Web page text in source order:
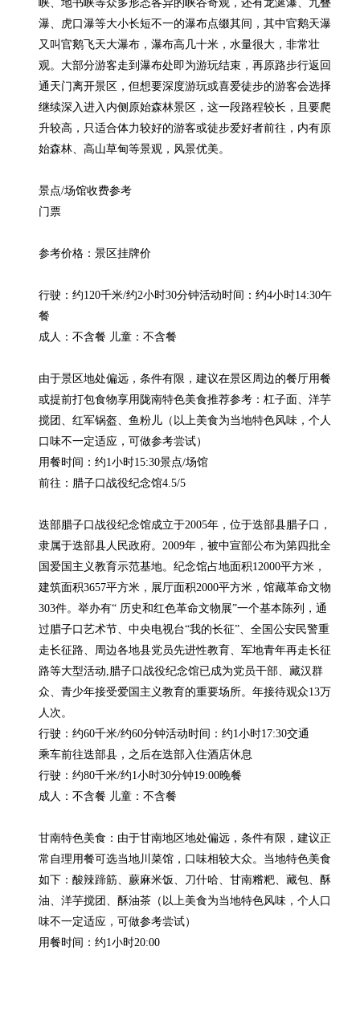
峡、地书峡等众多形态各异的峡谷奇观，还有龙涎瀑、九叠
瀑、虎口瀑等大小长短不一的瀑布点缀其间，其中官鹅天瀑
又叫官鹅飞天大瀑布，瀑布高几十米，水量很大，非常壮
观。大部分游客走到瀑布处即为游玩结束，再原路步行返回
通天门离开景区，但想要深度游玩或喜爱徒步的游客会选择
继续深入进入内侧原始森林景区，这一段路程较长，且要爬
升较高，只适合体力较好的游客或徒步爱好者前往，内有原
始森林、高山草甸等景观，风景优美。
景点/场馆收费参考
门票
参考价格：景区挂牌价
行驶：约120千米/约2小时30分钟活动时间：约4小时14:30午
餐
成人：不含餐 儿童：不含餐
由于景区地处偏远，条件有限，建议在景区周边的餐厅用餐
或提前打包食物享用陇南特色美食推荐参考：杠子面、洋芋
搅团、红军锅盔、鱼粉儿（以上美食为当地特色风味，个人
口味不一定适应，可做参考尝试）
用餐时间：约1小时15:30景点/场馆
前往：腊子口战役纪念馆4.5/5
迭部腊子口战役纪念馆成立于2005年，位于迭部县腊子口，
隶属于迭部县人民政府。2009年，被中宣部公布为第四批全
国爱国主义教育示范基地。纪念馆占地面积12000平方米，
建筑面积3657平方米，展厅面积2000平方米，馆藏革命文物
303件。举办有“ 历史和红色革命文物展”一个基本陈列，通
过腊子口艺术节、中央电视台“我的长征”、全国公安民警重
走长征路、周边各地县党员先进性教育、军地青年再走长征
路等大型活动,腊子口战役纪念馆已成为党员干部、藏汉群
众、青少年接受爱国主义教育的重要场所。年接待观众13万
人次。
行驶：约60千米/约60分钟活动时间：约1小时17:30交通
乘车前往迭部县，之后在迭部入住酒店休息
行驶：约80千米/约1小时30分钟19:00晚餐
成人：不含餐 儿童：不含餐
甘南特色美食：由于甘南地区地处偏远，条件有限，建议正
常自理用餐可选当地川菜馆，口味相较大众。当地特色美食
如下：酸辣蹄筋、蕨麻米饭、刀什哈、甘南糌粑、藏包、酥
油、洋芋搅团、酥油茶（以上美食为当地特色风味，个人口
味不一定适应，可做参考尝试）
用餐时间：约1小时20:00